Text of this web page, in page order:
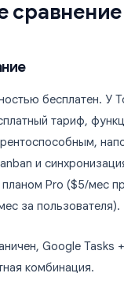
бесплатен. У
тариф,
и
Pro ($5/мес
за пользователя).
Google Tasks +
комбинация.